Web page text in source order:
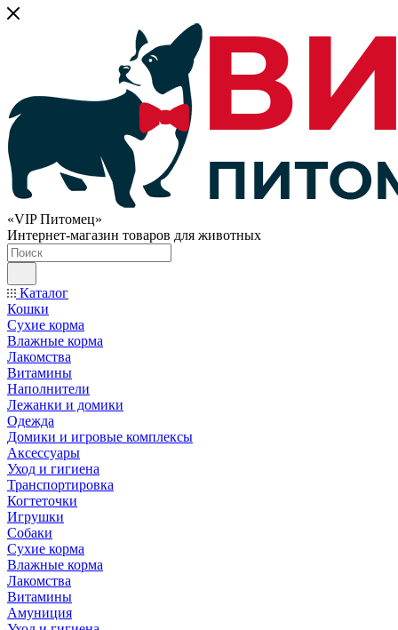
«VIP Питомец»
Интернет-магазин товаров для животных
Каталог
Кошки
Сухие корма
Влажные корма
Лакомства
Витамины
Наполнители
Лежанки и домики
Одежда
Домики и игровые комплексы
Аксессуары
Уход и гигиена
Транспортировка
Когтеточки
Игрушки
Собаки
Сухие корма
Влажные корма
Лакомства
Витамины
Амуниция